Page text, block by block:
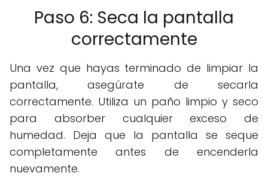
Paso 6: Seca la pantalla
correctamente
Una vez que hayas terminado de limpiar la
pantalla, asegúrate de secarla
correctamente. Utiliza un paño limpio y seco
para absorber cualquier exceso de
humedad. Deja que la pantalla se seque
completamente antes de encenderla
nuevamente.